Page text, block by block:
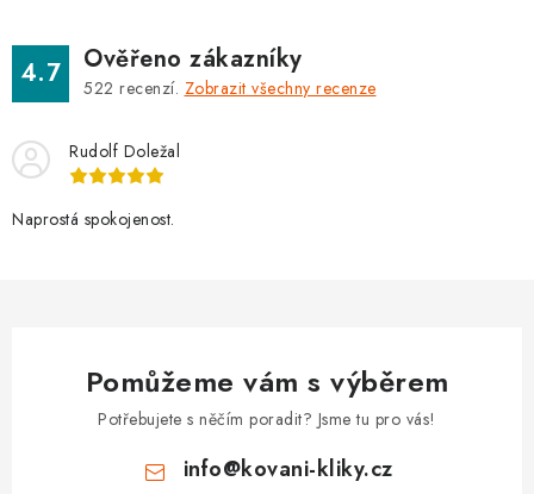
4.7 Ověřeno zákazníky
522 recenzí. Zobrazit všechny recenze
Rudolf Doležal
Naprostá spokojenost.
Pomůžeme vám s výběrem
Potřebujete s něčím poradit? Jsme tu pro vás!
info@kovani-kliky.cz